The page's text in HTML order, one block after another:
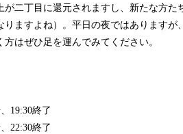
二丁目に還元されますし、新たな方た
ますよね）。平日の夜ではありますが、
はぜひ足を運んでみてください。
19:30終了
22:30終了